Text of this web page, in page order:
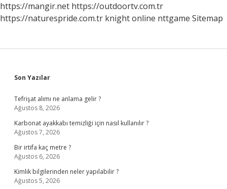
https://mangir.net https://outdoortv.com.tr
https://naturespride.com.tr knight online nttgame Sitemap
Sidebar
Son Yazılar
Tefrişat alımı ne anlama gelir ?
Ağustos 8, 2026
Karbonat ayakkabı temizliği için nasıl kullanılır ?
Ağustos 7, 2026
Bir irtifa kaç metre ?
Ağustos 6, 2026
Kimlik bilgilerinden neler yapılabilir ?
Ağustos 5, 2026